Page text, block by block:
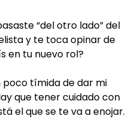
“del otro lado” del
y te toca opinar de
en tu nuevo rol?
poco tímida de dar mi
que tener cuidado con
el que se te va a enojar.